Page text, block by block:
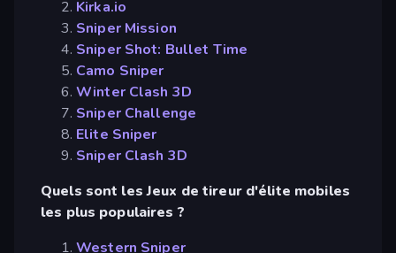
Kirka.io
Sniper Mission
Sniper Shot: Bullet Time
Camo Sniper
Winter Clash 3D
Sniper Challenge
Elite Sniper
Sniper Clash 3D
Quels sont les Jeux de tireur d'élite mobiles
les plus populaires ?
Western Sniper